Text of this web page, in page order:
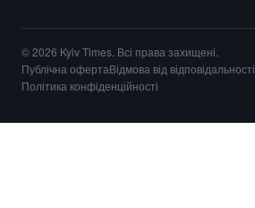
© 2026 Kyiv Times. Всі права захищені.
Публічна офертаВідмова від відповідальності
Політика конфіденційності